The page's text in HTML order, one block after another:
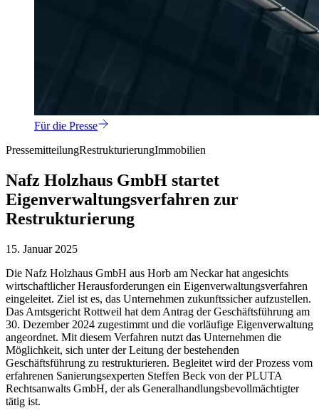
Für die Presse
PressemitteilungRestrukturierungImmobilien
Nafz Holzhaus GmbH startet
Eigenverwaltungsverfahren zur
Restrukturierung
15. Januar 2025
Die Nafz Holzhaus GmbH aus Horb am Neckar hat angesichts
wirtschaftlicher Herausforderungen ein Eigenverwaltungsverfahren
eingeleitet. Ziel ist es, das Unternehmen zukunftssicher aufzustellen.
Das Amtsgericht Rottweil hat dem Antrag der Geschäftsführung am
30. Dezember 2024 zugestimmt und die vorläufige Eigenverwaltung
angeordnet. Mit diesem Verfahren nutzt das Unternehmen die
Möglichkeit, sich unter der Leitung der bestehenden
Geschäftsführung zu restrukturieren. Begleitet wird der Prozess vom
erfahrenen Sanierungsexperten Steffen Beck von der PLUTA
Rechtsanwalts GmbH, der als Generalhandlungsbevollmächtigter
tätig ist.